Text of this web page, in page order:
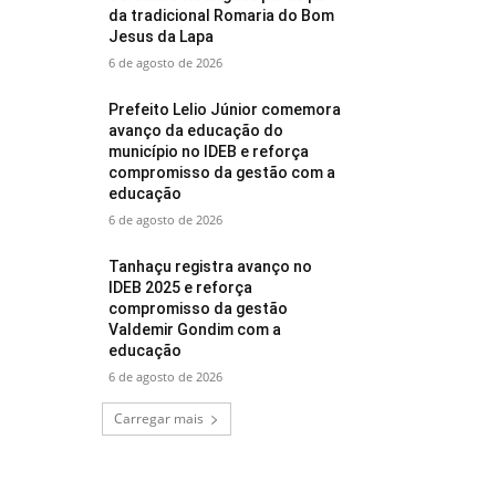
da tradicional Romaria do Bom
Jesus da Lapa
6 de agosto de 2026
Prefeito Lelio Júnior comemora
avanço da educação do
município no IDEB e reforça
compromisso da gestão com a
educação
6 de agosto de 2026
Tanhaçu registra avanço no
IDEB 2025 e reforça
compromisso da gestão
Valdemir Gondim com a
educação
6 de agosto de 2026
Carregar mais